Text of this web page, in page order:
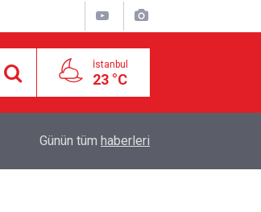
İstanbul
23 °C
İşgalci Yerleşimciler Filistinlilerin Evlerini Ateşe
Günün tüm haberleri